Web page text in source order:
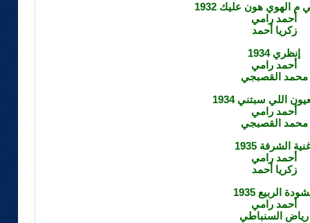
الهوي هون عليك 1932
أحمد رامي
زكريا أحمد
إنظري 1934
أحمد رامي
محمد القصبجي
اللي سبتني 1934
أحمد رامي
محمد القصبجي
الشرفة 1935
أحمد رامي
زكريا أحمد
الربيع 1935
أحمد رامي
رياض السنباطي